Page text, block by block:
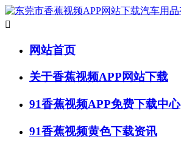

网站首页
关于香蕉视频APP网站下载
91香蕉视频APP免费下载中心
91香蕉视频黄色下载资讯